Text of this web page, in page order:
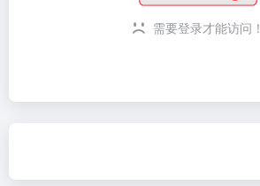
需要登录才能访问！